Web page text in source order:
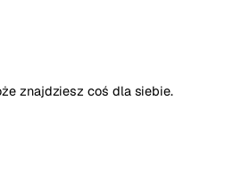
znajdziesz coś dla siebie.